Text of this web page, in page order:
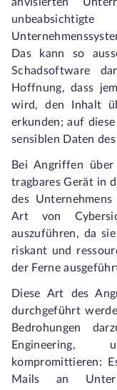
Das kann so
Schadsoftware
Hoffnung, dass
wird, den Inhalt
erkunden; auf
sensiblen Daten
Bei Angriffen
tragbares Gerät in
des
Art von
auszuführen, da
riskant und
der Ferne
Diese Art des
durchgeführt
Bedrohungen
Engineering,
kompromittieren:
Mails an